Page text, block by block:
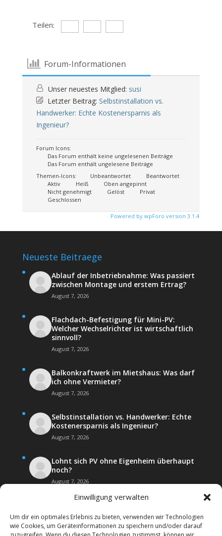
Einwilligung verwalten
Um dir ein optimales Erlebnis zu bieten, verwenden wir Technologien
wie Cookies, um Geräteinformationen zu speichern und/oder darauf
Teilen:
Forum-Informationen
Unser neuestes Mitglied: susi
Letzter Beitrag: Selbstinstallation vs.
Handwerker: Echte Kostenersparnis als
Ingenieur?
Forum Icons:
Das Forum enthält keine ungelesenen Beiträge
Das Forum enthält ungelesene Beiträge
Themen-Icons:
Unbeantwortet
Beantwortet
Aktiv
Heiß
Oben angepinnt
Nicht genehmigt
Gelöst
Privat
Geschlossen
Powered by wpForo version 3.1.4
Neueste Beitraege
Ablauf der Inbetriebnahme: Was passiert
zwischen Montage und erstem Ertrag?
August 7, 2026
Flachdach-Befestigung für Mini-PV:
Welcher Wechselrichter ist wirtschaftlich
sinnvoll?
August 7, 2026
Balkonkraftwerk im Mietshaus: Was darf
ich ohne Vermieter?
August 7, 2026
Selbstinstallation vs. Handwerker: Echte
Kostenersparnis als Ingenieur?
August 7, 2026
Lohnt sich PV ohne Eigenheim überhaupt
noch?
August 7, 2026